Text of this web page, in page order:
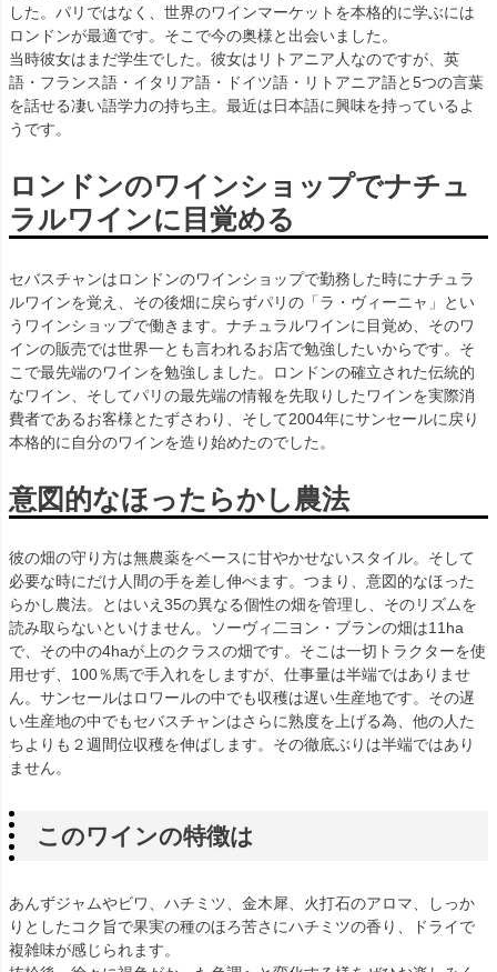
した。パリではなく、世界のワインマーケットを本格的に学ぶには
ロンドンが最適です。そこで今の奥様と出会いました。
当時彼女はまだ学生でした。彼女はリトアニア人なのですが、英
語・フランス語・イタリア語・ドイツ語・リトアニア語と5つの言葉
を話せる凄い語学力の持ち主。最近は日本語に興味を持っているよ
うです。
ロンドンのワインショップでナチュ
ラルワインに目覚める
セバスチャンはロンドンのワインショップで勤務した時にナチュラ
ルワインを覚え、その後畑に戻らずパリの「ラ・ヴィーニャ」とい
うワインショップで働きます。ナチュラルワインに目覚め、そのワ
インの販売では世界一とも言われるお店で勉強したいからです。そ
こで最先端のワインを勉強しました。ロンドンの確立された伝統的
なワイン、そしてパリの最先端の情報を先取りしたワインを実際消
費者であるお客様とたずさわり、そして2004年にサンセールに戻り
本格的に自分のワインを造り始めたのでした。
意図的なほったらかし農法
彼の畑の守り方は無農薬をベースに甘やかせないスタイル。そして
必要な時にだけ人間の手を差し伸べます。つまり、意図的なほった
らかし農法。とはいえ35の異なる個性の畑を管理し、そのリズムを
読み取らないといけません。ソーヴィ二ヨン・ブランの畑は11ha
で、その中の4haが上のクラスの畑です。そこは一切トラクターを使
用せず、100％馬で手入れをしますが、仕事量は半端ではありませ
ん。サンセールはロワールの中でも収穫は遅い生産地です。その遅
い生産地の中でもセバスチャンはさらに熟度を上げる為、他の人た
ちよりも２週間位収穫を伸ばします。その徹底ぶりは半端ではあり
ません。
このワインの特徴は
あんずジャムやビワ、ハチミツ、金木犀、火打石のアロマ、しっか
りとしたコク旨で果実の種のほろ苦さにハチミツの香り、ドライで
複雑味が感じられます。